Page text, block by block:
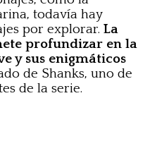
todavía hay
por explorar. La
profundizar en la
y sus enigmáticos
de Shanks, uno de
de la serie.